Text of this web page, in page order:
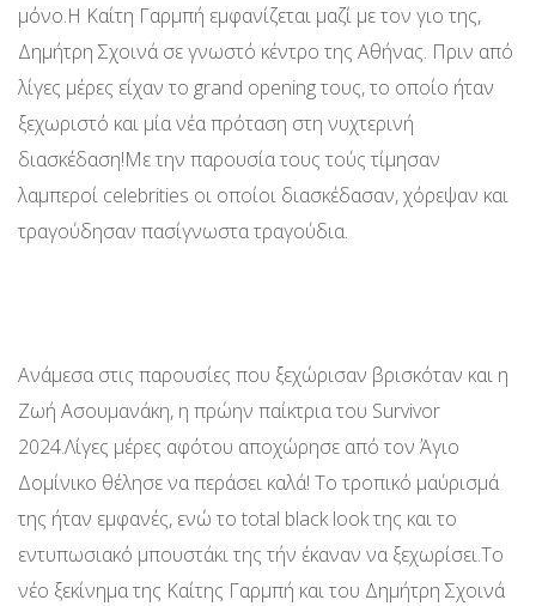
μόνο.Η Καίτη Γαρμπή εμφανίζεται μαζί με τον γιο της,
Δημήτρη Σχοινά σε γνωστό κέντρο της Αθήνας. Πριν από
λίγες μέρες είχαν το grand opening τους, το οποίο ήταν
ξεχωριστό και μία νέα πρόταση στη νυχτερινή
διασκέδαση!Με την παρουσία τους τούς τίμησαν
λαμπεροί celebrities οι οποίοι διασκέδασαν, χόρεψαν και
τραγούδησαν πασίγνωστα τραγούδια.
Ανάμεσα στις παρουσίες που ξεχώρισαν βρισκόταν και η
Ζωή Ασουμανάκη, η πρώην παίκτρια του Survivor
2024.Λίγες μέρες αφότου αποχώρησε από τον Άγιο
Δομίνικο θέλησε να περάσει καλά! Το τροπικό μαύρισμά
της ήταν εμφανές, ενώ το total black look της και το
εντυπωσιακό μπουστάκι της τήν έκαναν να ξεχωρίσει.Το
νέο ξεκίνημα της Καίτης Γαρμπή και του Δημήτρη Σχοινά